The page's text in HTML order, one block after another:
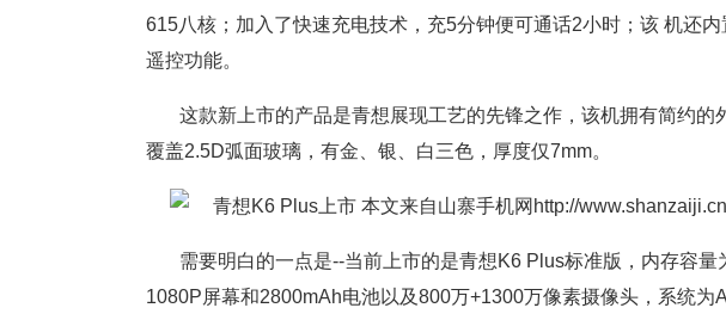
615八核；加入了快速充电技术，充5分钟便可通话2小时；该 机还
遥控功能。
这款新上市的产品是青想展现工艺的先锋之作，该机拥有简约
覆盖2.5D弧面玻璃，有金、银、白三色，厚度仅7mm。
本文来自山寨手机网http://www.shanzaiji.cn
需要明白的一点是--当前上市的是青想K6 Plus标准版，内存容
1080P屏幕和2800mAh电池以及800万+1300万像素摄像头，系统为